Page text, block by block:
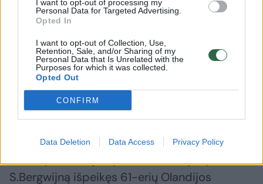
I want to opt-out of processing my
Personal Data for Targeted Advertising.
Opted In
I want to opt-out of Collection, Use,
Retention, Sale, and/or Sharing of my
Personal Data that Is Unrelated with the
Purposes for which it was collected.
Opted Out
CONFIRM
Data Deletion Data Access Privacy Policy
Futbolininkų apmaudas:
„Žaidimas gal ir buvo geras,
sezoną
Tačiau visiškai kitoks likimas laukia 30-mečio
M.Depay'aus, kuris su „Corinthians“ pasirašė
S.Bergwijną išpeikęs 61-erių Olandijos